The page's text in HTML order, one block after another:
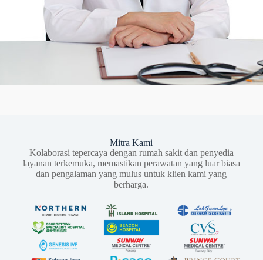
Mitra Kami
Kolaborasi tepercaya dengan rumah sakit dan penyedia
layanan terkemuka, memastikan perawatan yang luar biasa
dan pengalaman yang mulus untuk klien kami yang
berharga.